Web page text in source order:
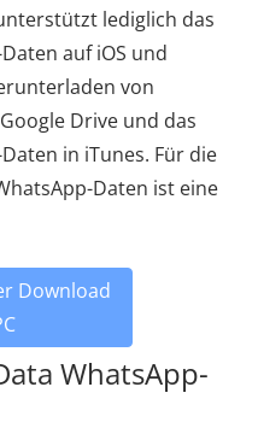
lediglich das
auf iOS und
von
Drive und das
in iTunes. Für die
Daten ist eine
Download
WhatsApp-